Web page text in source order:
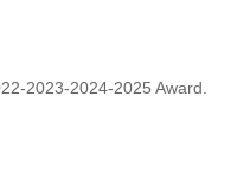
2023-2024-2025 Award.